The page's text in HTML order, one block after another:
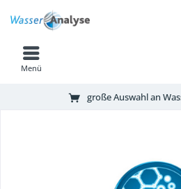
Menü
große Auswahl an